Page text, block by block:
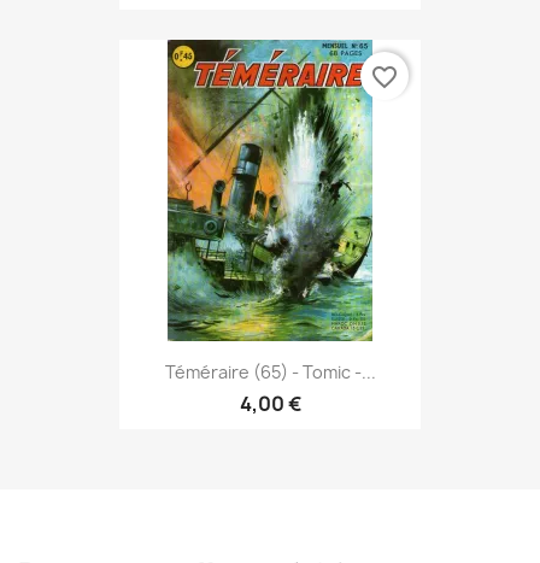
Téméraire (65) - Tomic -...
4,00 €
favorite_border